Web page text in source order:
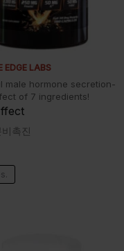
EDGE LABS
male hormone secretion-
of 7 ingredients!
촉진